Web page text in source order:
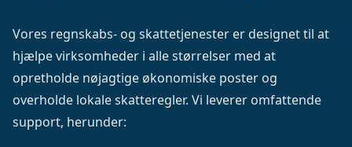
Vores regnskabs- og skattetjenester er designet til at
hjælpe virksomheder i alle størrelser med at
opretholde nøjagtige økonomiske poster og
overholde lokale skatteregler. Vi leverer omfattende
support, herunder: